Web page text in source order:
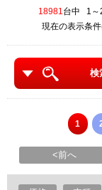
18981台中 1～
現在の表示条
検
1
<前へ